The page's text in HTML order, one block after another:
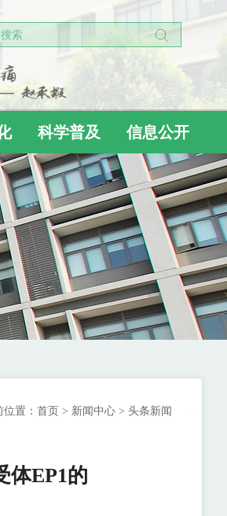
搜索
科学普及 信息公开
位置： 首页 > 新闻中心 > 头条新闻
体EP1的